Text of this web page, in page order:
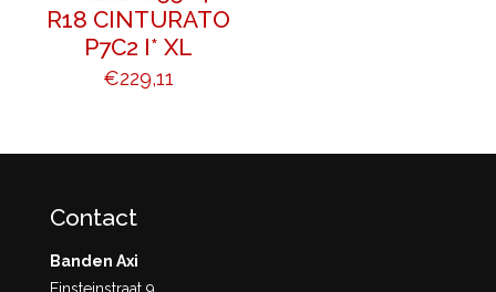
R18 CINTURATO
P7C2 I* XL
€229,11
Contact
Banden Axi